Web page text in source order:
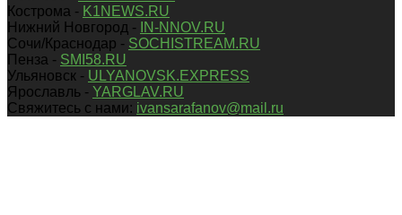
Кострома - K1NEWS.RU
Нижний Новгород -
IN-NNOV.RU
Сочи/Краснодар - SOCHISTREAM.RU
Пенза - SMI58.RU
Ульяновск - ULYANOVSK.EXPRESS
Ярославль - YARGLAV.RU
Свяжитесь с нами: ivansarafanov@mail.ru